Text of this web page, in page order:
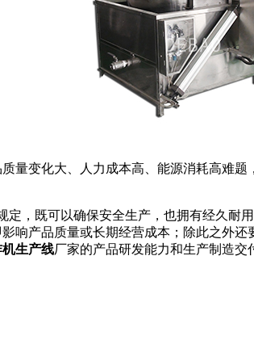
量变化大、人力成本高、能源消耗高难
，既可以确保安全生产，也拥有经久
响产品质量或长期经营成本；除此之外
生产线厂家的产品研发能力和生产制造交